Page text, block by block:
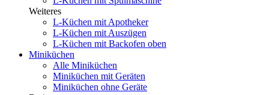
Weiteres
L-Küchen mit Apotheker
L-Küchen mit Auszügen
L-Küchen mit Backofen oben
Miniküchen
Alle Miniküchen
Miniküchen mit Geräten
Miniküchen ohne Geräte